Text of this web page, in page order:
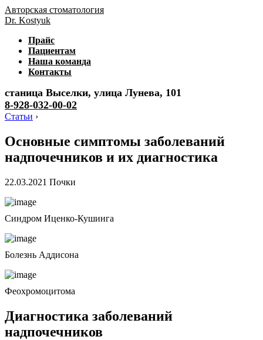
Авторская стоматология
Dr. Kostyuk
Прайс
Пациентам
Наша команда
Контакты
станица Выселки, улица Лунева, 101
8-928-032-00-02
Статьи ›
Основные симптомы заболеваний
надпочечников и их диагностика
22.03.2021 Почки
Синдром Иценко-Кушинга
Болезнь Аддисона
Феохромоцитома
Диагностика заболеваний
надпочечников